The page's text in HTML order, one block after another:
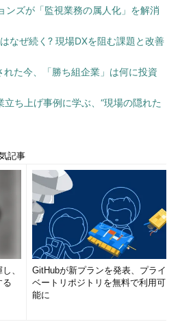
ンズが「監視業務の属人化」を解消
なぜ続く? 現場DXを阻む課題と改善
れた今、「勝ち組企業」は何に投資
立ち上げ事例に学ぶ、“現場の隠れた
記事
、
る
GitHubが新プランを発表、プライ
ベートリポジトリを無料で利用可
能に